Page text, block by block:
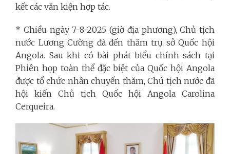
kết các văn kiện hợp tác.
* Chiều ngày 7-8-2025 (giờ địa phương), Chủ tịch
nước Lương Cường đã đến thăm trụ sở Quốc hội
Angola. Sau khi có bài phát biểu chính sách tại
Phiên họp toàn thể đặc biệt của Quốc hội Angola
được tổ chức nhân chuyến thăm, Chủ tịch nước đã
hội kiến Chủ tịch Quốc hội Angola Carolina
Cerqueira.